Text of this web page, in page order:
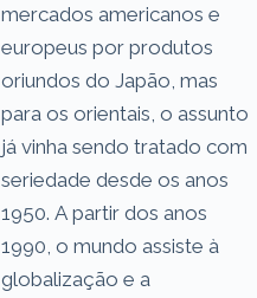
mercados americanos e
europeus por produtos
oriundos do Japão, mas
para os orientais, o assunto
já vinha sendo tratado com
seriedade desde os anos
1950. A partir dos anos
1990, o mundo assiste à
globalização e a